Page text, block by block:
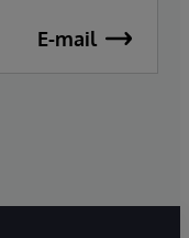
E-mail